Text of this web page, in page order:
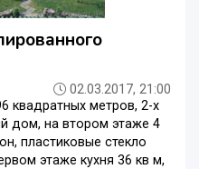
02.03.2017, 21:00
квадратных метров, 2-х
дом, на втором этаже 4
пластиковые стекло
этаже кухня 36 кв м,